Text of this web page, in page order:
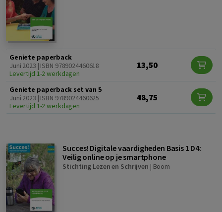
Geniete paperback
Juni 2023 | ISBN 9789024460618
Levertijd 1-2 werkdagen
13,50
Geniete paperback set van 5
Juni 2023 | ISBN 9789024460625
Levertijd 1-2 werkdagen
48,75
Succes! Digitale vaardigheden Basis 1 D4:
Veilig online op je smartphone
Stichting Lezen en Schrijven | Boom